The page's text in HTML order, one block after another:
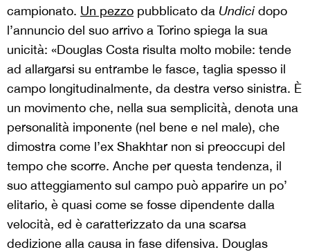
campionato. Un pezzo pubblicato da Undici dopo
l’annuncio del suo arrivo a Torino spiega la sua
unicità: «Douglas Costa risulta molto mobile: tende
ad allargarsi su entrambe le fasce, taglia spesso il
campo longitudinalmente, da destra verso sinistra. È
un movimento che, nella sua semplicità, denota una
personalità imponente (nel bene e nel male), che
dimostra come l’ex Shakhtar non si preoccupi del
tempo che scorre. Anche per questa tendenza, il
suo atteggiamento sul campo può apparire un po’
elitario, è quasi come se fosse dipendente dalla
velocità, ed è caratterizzato da una scarsa
dedizione alla causa in fase difensiva. Douglas